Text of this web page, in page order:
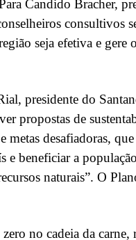
Candido Bracher,
consultivos
seja efetiva e
presidente do
propostas de
metas desafiadoras,
e beneficiar a
naturais”. O
no cadeia da